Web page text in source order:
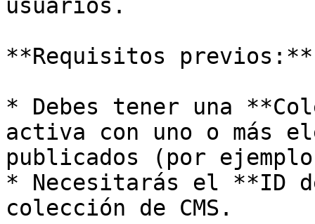
usuarios.
**Requisitos previos:**
* Debes tener una
activa con uno o más
publicados (por
* Necesitarás el **ID
colección de CMS.